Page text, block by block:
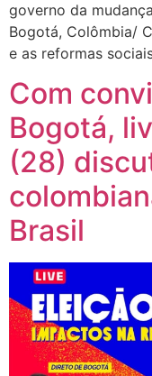
governo da
Bogotá, Colômbia/
e as reformas
Com
Bogotá,
(28)
Brasil